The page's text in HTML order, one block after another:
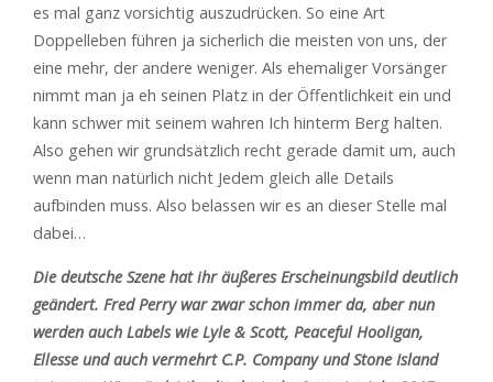
es mal ganz vorsichtig auszudrücken. So eine Art
Doppelleben führen ja sicherlich die meisten von uns, der
eine mehr, der andere weniger. Als ehemaliger Vorsänger
nimmt man ja eh seinen Platz in der Öffentlichkeit ein und
kann schwer mit seinem wahren Ich hinterm Berg halten.
Also gehen wir grundsätzlich recht gerade damit um, auch
wenn man natürlich nicht Jedem gleich alle Details
aufbinden muss. Also belassen wir es an dieser Stelle mal
dabei…
Die deutsche Szene hat ihr äußeres Erscheinungsbild deutlich
geändert. Fred Perry war zwar schon immer da, aber nun
werden auch Labels wie Lyle & Scott, Peaceful Hooligan,
Ellesse und auch vermehrt C.P. Company und Stone Island